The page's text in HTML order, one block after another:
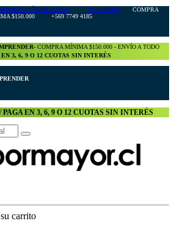
DE JOYAS MI CUENTA COMPRA
$150.000 +569 7749 4185
COMPRA MÍNIMA $150.000 - ENVÍO A TODO
EN 3, 6, 9 O 12 CUOTAS SIN INTERÉS
PAGA EN 3, 6, 9 O 12 CUOTAS SIN INTERÉS
carrito